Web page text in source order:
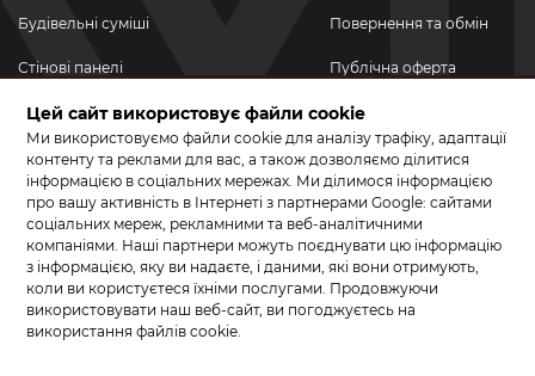
Будівельні суміші
Стінові панелі
Новинки
Акційні товари
Акції/Знижки
Повернення та обмін
Публічна оферта
Політика
конфіденційності
ПРИЄДНУЙТЕСЬ ДО НАС У СОЦМЕРЕЖАХ
Цей сайт використовує файли cookie
Ми використовуємо файли cookie для аналізу трафіку, адаптації
контенту та реклами для вас, а також дозволяємо ділитися
інформацією в соціальних мережах. Ми ділимося інформацією
про вашу активність в Інтернеті з партнерами Google: сайтами
соціальних мереж, рекламними та веб-аналітичними
компаніями. Наші партнери можуть поєднувати цю інформацію
з інформацією, яку ви надаєте, і даними, які вони отримують,
коли ви користуєтеся їхніми послугами. Продовжуючи
використовувати наш веб-сайт, ви погоджуєтесь на
використання файлів cookie.